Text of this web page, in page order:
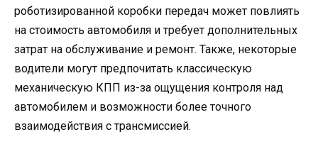
роботизированной коробки передач может повлиять
на стоимость автомобиля и требует дополнительных
затрат на обслуживание и ремонт. Также, некоторые
водители могут предпочитать классическую
механическую КПП из-за ощущения контроля над
автомобилем и возможности более точного
взаимодействия с трансмиссией.